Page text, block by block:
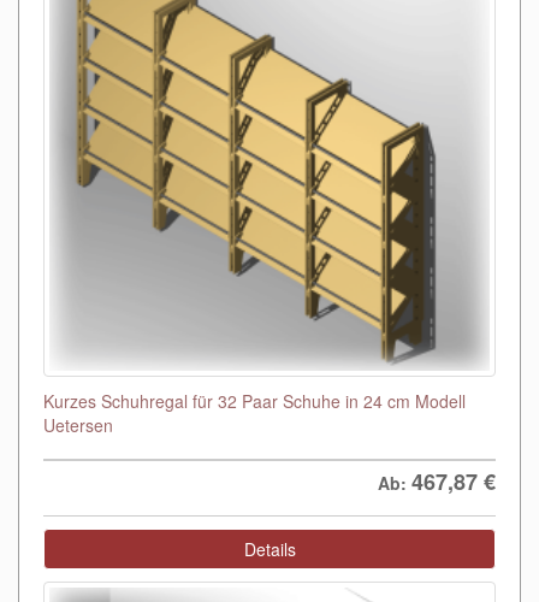
Kurzes Schuhregal für 32 Paar Schuhe in 24 cm Modell
Uetersen
Ab: 467,87€
Details